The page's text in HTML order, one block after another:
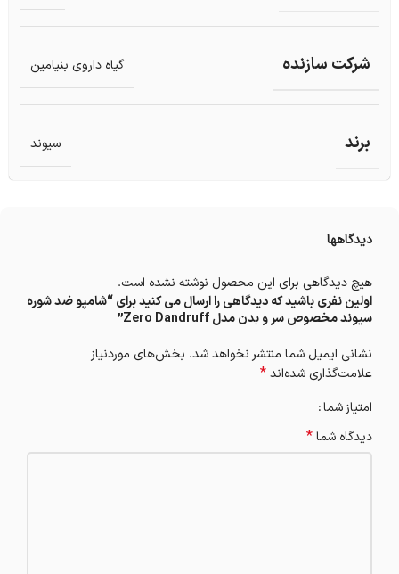
شرکت سازنده گیاه داروی بنیامین
برند سیوند
دیدگاهها
هیچ دیدگاهی برای این محصول نوشته نشده است.
اولین نفری باشید که دیدگاهی را ارسال می کنید برای “شامپو ضد شوره
سیوند مخصوص سر و بدن مدل Zero Dandruff”
نشانی ایمیل شما منتشر نخواهد شد. بخش‌های موردنیاز
علامت‌گذاری شده‌اند*
امتیاز شما
دیدگاه شما*